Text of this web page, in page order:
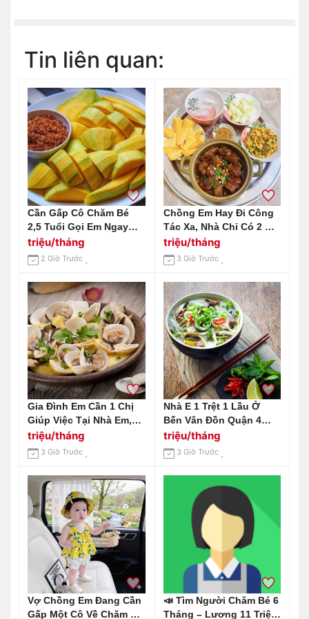
Tin liên quan:
Cần Gấp Cô Chăm Bé
2,5 Tuổi Gọi Em Ngay
0966529171
triệu/tháng
2 Giờ Trước
Chồng Em Hay Đi Công
Tác Xa, Nhà Chỉ Có 2 Mẹ
Con Cần Gấp 1 Chị Giúp
Việc Nhà Tại Huỳnh Tấn
Phát Quận 7 Lương 12
Triệu Bao Ăn Ở.
triệu/tháng
3 Giờ Trước
Gia Đình Em Cần 1 Chị
Giúp Việc Tại Nhà Em,
Ăn Ở Lại Nhà Em Ở
Chung Cư Estella
Heights Q2 Lương Em
Gửi 13 Triệu
triệu/tháng
3 Giờ Trước
Nhà E 1 Trệt 1 Lầu Ở
Bến Vân Đồn Quận 4
Cần Tuyển Chị Giúp Việc
Lương 14tr Ạ
triệu/tháng
3 Giờ Trước
Vợ Chồng Em Đang Cần
Gấp Một Cô Về Chăm Bé
📣 Tìm Người Chăm Bé 6
Tháng – Lương 11 Triệu